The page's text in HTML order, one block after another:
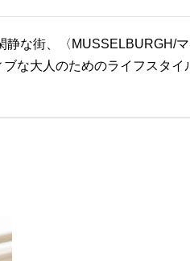
な街、〈MUSSELBURGH/
な大人のためのライフスタイ